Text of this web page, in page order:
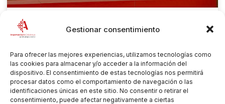
Gestionar consentimiento
Para ofrecer las mejores experiencias, utilizamos tecnologías como
las cookies para almacenar y/o acceder a la información del
dispositivo. El consentimiento de estas tecnologías nos permitirá
procesar datos como el comportamiento de navegación o las
identificaciones únicas en este sitio. No consentir o retirar el
consentimiento, puede afectar negativamente a ciertas
Argamasilla de Calatrava celebrará el 14 de marzo la
tercera edición de su Jornada Cofrade
03/03/2026
Cargar más